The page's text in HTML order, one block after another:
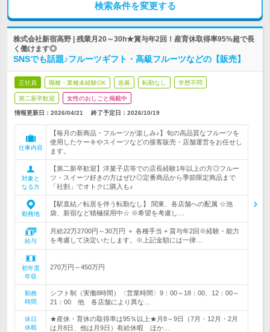
検索条件を変更する
株式会社新宿高野 | 残業月20～30h★賞与年2回！産育休取得率95%超で長
く働けます◎
SNSでも話題♪フルーツギフト・高級フルーツなどの【販売】
正社員 職種・業種未経験OK 急募 転勤なし 学歴不問
第二新卒歓迎 女性のおしごと掲載中
情報更新日：2026/04/21 終了予定日： 2026/10/19
仕事内容
【毎月の新商品・フルーツが楽しみ♪】旬の高品質なフルーツを
使用したケーキやスイーツなどの接客販売・店舗運営をお任せし
ます。
対象と
なる方
【第二新卒歓迎】洋菓子店等での店長経験1年以上の方◎フルー
ツ・スイーツ好きの方はぜひ◎定番商品から季節限定商品まで
「社割」でオトクに購入も♪
勤務地
【駅直結／転居を伴う転勤なし】 関東、各店舗への配属 ☆池
袋、新宿など積極採用中☆ ※希望を考慮し…
給与
月給22万2700円～30万円 ＋ 各種手当 + 賞与年2回※経験・能力
を考慮して決定いたします。※上記金額には一律…
初年度
年収
270万円～450万円
勤務
時間
シフト制（実働8時間）〈営業時間〉9：00～18：00、12：00～
21：00 他 各店舗により異な…
休日
休暇
★産休・育休の取得率は95％以上★月8～9日（7月・12月・2月
は月8日、他は月9日）有給休暇 ほか…